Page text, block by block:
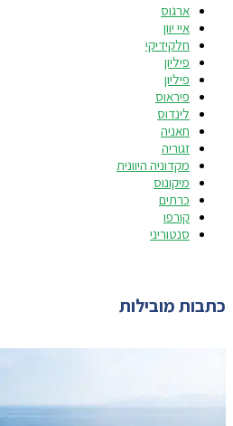
ארגוס
איי יוון
חלקידיקי
פיליון
פיליון
פיראוס
לינדוס
חאניה
זגוריה
מקדוניה היוונית
מיקונוס
כרתים
קורפו
סנטוריני
כתבות מובילות